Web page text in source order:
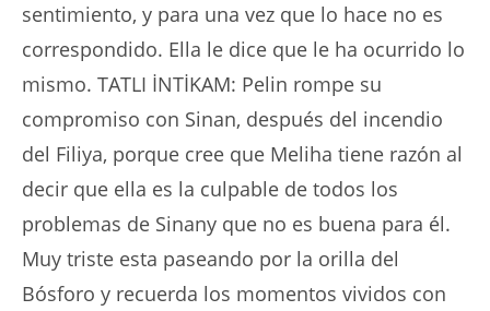
sentimiento, y para una vez que lo hace no es
correspondido. Ella le dice que le ha ocurrido lo
mismo. TATLI İNTİKAM: Pelin rompe su
compromiso con Sinan, después del incendio
del Filiya, porque cree que Meliha tiene razón al
decir que ella es la culpable de todos los
problemas de Sinany que no es buena para él.
Muy triste esta paseando por la orilla del
Bósforo y recuerda los momentos vividos con